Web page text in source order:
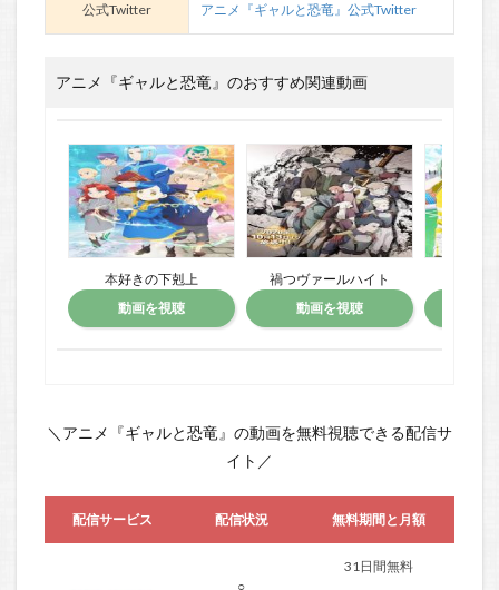
公式Twitter アニメ『ギャルと恐竜』公式Twitter
アニメ『ギャルと恐竜』のおすすめ関連動画
本好きの下剋上
動画を視聴
禍つヴァールハイト
動画を視聴
＼アニメ『ギャルと恐竜』の動画を無料視聴できる配信サ
イト／
配信サービス 配信状況 無料期間と月額
○
31日間無料